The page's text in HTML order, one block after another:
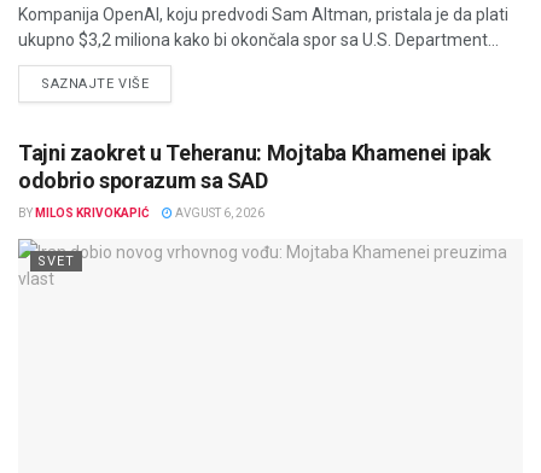
Kompanija OpenAI, koju predvodi Sam Altman, pristala je da plati
ukupno $3,2 miliona kako bi okončala spor sa U.S. Department...
SAZNAJTE VIŠEDETAILS
Tajni zaokret u Teheranu: Mojtaba Khamenei ipak
odobrio sporazum sa SAD
BY MILOS KRIVOKAPIĆ AVGUST 6, 2026
SVET